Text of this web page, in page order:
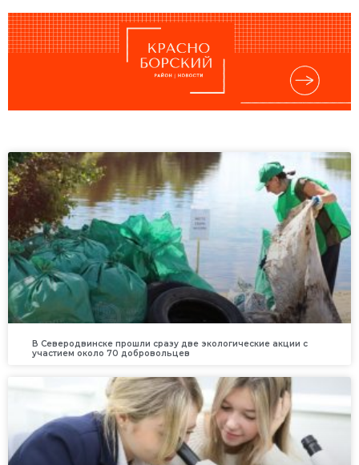
В Северодвинске прошли сразу две экологические акции с
участием около 70 добровольцев